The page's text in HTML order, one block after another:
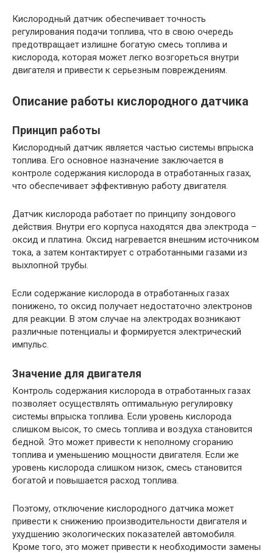
Кислородный датчик обеспечивает точность
регулирования подачи топлива, что в свою очередь
предотвращает излишне богатую смесь топлива и
кислорода, которая может легко возгореться внутри
двигателя и привести к серьезным повреждениям.
Описание работы кислородного датчика
Принцип работы
Кислородный датчик является частью системы впрыска
топлива. Его основное назначение заключается в
контроле содержания кислорода в отработанных газах,
что обеспечивает эффективную работу двигателя.
Датчик кислорода работает по принципу зондового
действия. Внутри его корпуса находятся два электрода –
оксид и платина. Оксид нагревается внешним источником
тока, а затем контактирует с отработанными газами из
выхлопной трубы.
Если содержание кислорода в отработанных газах
понижено, то оксид получает недостаточно электронов
для реакции. В этом случае на электродах возникают
различные потенциалы и формируется электрический
импульс.
Значение для двигателя
Контроль содержания кислорода в отработанных газах
позволяет осуществлять оптимальную регулировку
системы впрыска топлива. Если уровень кислорода
слишком высок, то смесь топлива и воздуха становится
бедной. Это может привести к неполному сгоранию
топлива и уменьшению мощности двигателя. Если же
уровень кислорода слишком низок, смесь становится
богатой и повышается расход топлива.
Поэтому, отключение кислородного датчика может
привести к снижению производительности двигателя и
ухудшению экологических показателей автомобиля.
Кроме того, это может привести к необходимости замены